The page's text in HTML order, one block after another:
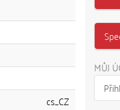
cs_CZ
MŮJ